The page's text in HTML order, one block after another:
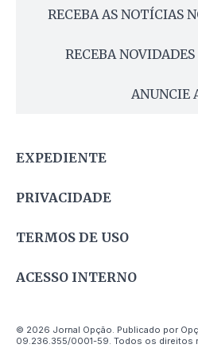
RECEBA AS NOTÍCIAS
RECEBA
ANUNCIE
EXPEDIENTE
PRIVACIDADE
TERMOS DE USO
ACESSO INTERNO
© 2026 Jornal Opção. Publicado por
09.236.355/0001-59. Todos os direitos